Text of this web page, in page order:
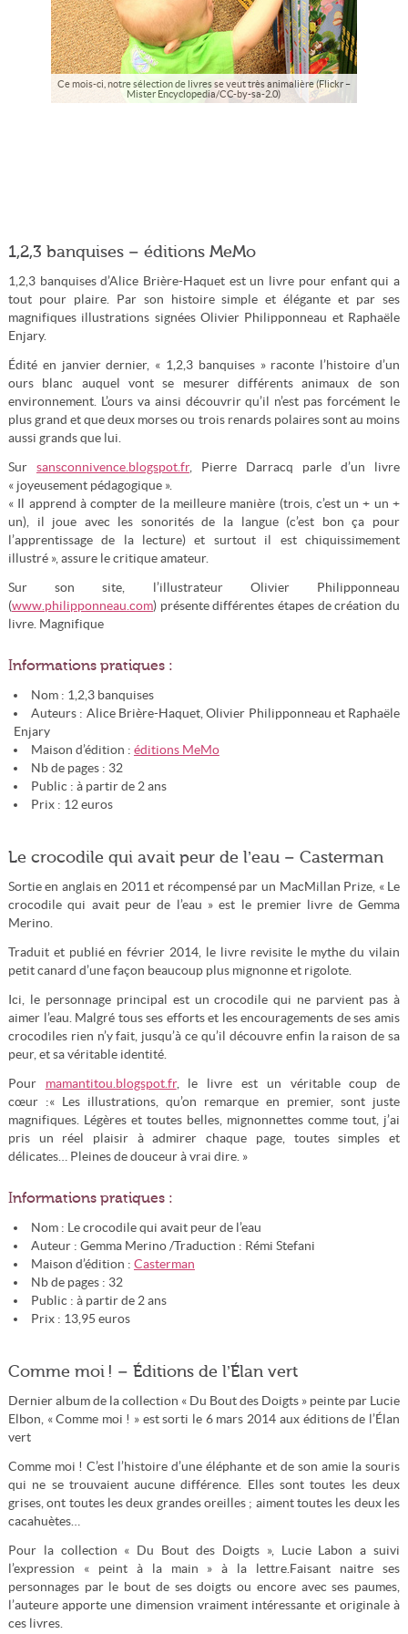
Ce mois-ci, notre sélection de livres se veut très animalière (Flickr –
Mister Encyclopedia/CC-by-sa-2.0)
1,2,3 banquises – éditions MeMo
1,2,3 banquises d’Alice Brière-Haquet est un livre pour enfant qui a
tout pour plaire. Par son histoire simple et élégante et par ses
magnifiques illustrations signées Olivier Philipponneau et Raphaële
Enjary.
Édité en janvier dernier, « 1,2,3 banquises » raconte l’histoire d’un
ours blanc auquel vont se mesurer différents animaux de son
environnement. L’ours va ainsi découvrir qu’il n’est pas forcément le
plus grand et que deux morses ou trois renards polaires sont au moins
aussi grands que lui.
Sur sansconnivence.blogspot.fr, Pierre Darracq parle d’un livre
« joyeusement pédagogique ».
« Il apprend à compter de la meilleure manière (trois, c’est un + un +
un), il joue avec les sonorités de la langue (c’est bon ça pour
l’apprentissage de la lecture) et surtout il est chiquissimement
illustré », assure le critique amateur.
Sur son site, l’illustrateur Olivier Philipponneau
(www.philipponneau.com) présente différentes étapes de création du
livre. Magnifique
Informations pratiques :
Nom : 1,2,3 banquises
Auteurs : Alice Brière-Haquet, Olivier Philipponneau et Raphaële
Enjary
Maison d’édition : éditions MeMo
Nb de pages : 32
Public : à partir de 2 ans
Prix : 12 euros
Le crocodile qui avait peur de l’eau – Casterman
Sortie en anglais en 2011 et récompensé par un MacMillan Prize, « Le
crocodile qui avait peur de l’eau » est le premier livre de Gemma
Merino.
Traduit et publié en février 2014, le livre revisite le mythe du vilain
petit canard d’une façon beaucoup plus mignonne et rigolote.
Ici, le personnage principal est un crocodile qui ne parvient pas à
aimer l’eau. Malgré tous ses efforts et les encouragements de ses amis
crocodiles rien n’y fait, jusqu’à ce qu’il découvre enfin la raison de sa
peur, et sa véritable identité.
Pour mamantitou.blogspot.fr, le livre est un véritable coup de
cœur :« Les illustrations, qu’on remarque en premier, sont juste
magnifiques. Légères et toutes belles, mignonnettes comme tout, j’ai
pris un réel plaisir à admirer chaque page, toutes simples et
délicates… Pleines de douceur à vrai dire. »
Informations pratiques :
Nom : Le crocodile qui avait peur de l’eau
Auteur : Gemma Merino /Traduction : Rémi Stefani
Maison d’édition : Casterman
Nb de pages : 32
Public : à partir de 2 ans
Prix : 13,95 euros
Comme moi ! – Éditions de l’Élan vert
Dernier album de la collection « Du Bout des Doigts » peinte par Lucie
Elbon, « Comme moi ! » est sorti le 6 mars 2014 aux éditions de l’Élan
vert
Comme moi ! C’est l’histoire d’une éléphante et de son amie la souris
qui ne se trouvaient aucune différence. Elles sont toutes les deux
grises, ont toutes les deux grandes oreilles ; aiment toutes les deux les
cacahuètes…
Pour la collection « Du Bout des Doigts », Lucie Labon a suivi
l’expression « peint à la main » à la lettre.Faisant naitre ses
personnages par le bout de ses doigts ou encore avec ses paumes,
l’auteure apporte une dimension vraiment intéressante et originale à
ces livres.